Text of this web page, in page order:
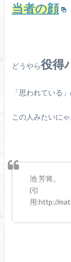
当者の顔
どうやら役得
「思われている
この人みたいにゃ
池 芳将。
(引
用:http://